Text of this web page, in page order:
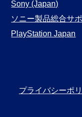
Sony (Japan)
ソニー製品総合サ
PlayStation Japan
プライバシーポ